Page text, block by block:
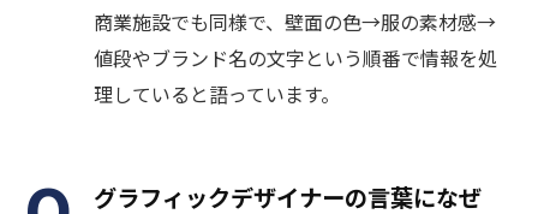
商業施設でも同様で、壁面の色→服の素材感→
値段やブランド名の文字という順番で情報を処
理していると語っています。
グラフィックデザイナーの言葉になぜ